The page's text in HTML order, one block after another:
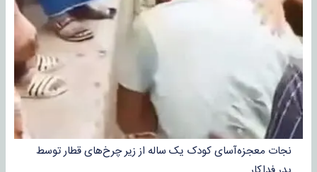
نجات معجزه‌آسای کودک یک ساله از زیر چرخ‌های قطار توسط